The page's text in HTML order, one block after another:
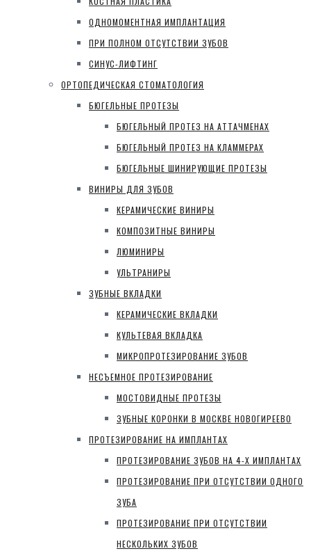
ОДНОМОМЕНТНАЯ ИМПЛАНТАЦИЯ
ПРИ ПОЛНОМ ОТСУТСТВИИ ЗУБОВ
СИНУС-ЛИФТИНГ
ОРТОПЕДИЧЕСКАЯ СТОМАТОЛОГИЯ
БЮГЕЛЬНЫЕ ПРОТЕЗЫ
БЮГЕЛЬНЫЙ ПРОТЕЗ НА АТТАЧМЕНАХ
БЮГЕЛЬНЫЙ ПРОТЕЗ НА КЛАММЕРАХ
БЮГЕЛЬНЫЕ ШИНИРУЮЩИЕ ПРОТЕЗЫ
ВИНИРЫ ДЛЯ ЗУБОВ
КЕРАМИЧЕСКИЕ ВИНИРЫ
КОМПОЗИТНЫЕ ВИНИРЫ
ЛЮМИНИРЫ
УЛЬТРАНИРЫ
ЗУБНЫЕ ВКЛАДКИ
КЕРАМИЧЕСКИЕ ВКЛАДКИ
КУЛЬТЕВАЯ ВКЛАДКА
МИКРОПРОТЕЗИРОВАНИЕ ЗУБОВ
НЕСЪЕМНОЕ ПРОТЕЗИРОВАНИЕ
МОСТОВИДНЫЕ ПРОТЕЗЫ
ЗУБНЫЕ КОРОНКИ В МОСКВЕ НОВОГИРЕЕВО
ПРОТЕЗИРОВАНИЕ НА ИМПЛАНТАХ
ПРОТЕЗИРОВАНИЕ ЗУБОВ НА 4-Х ИМПЛАНТАХ
ПРОТЕЗИРОВАНИЕ ПРИ ОТСУТСТВИИ ОДНОГО
ЗУБА
ПРОТЕЗИРОВАНИЕ ПРИ ОТСУТСТВИИ
НЕСКОЛЬКИХ ЗУБОВ